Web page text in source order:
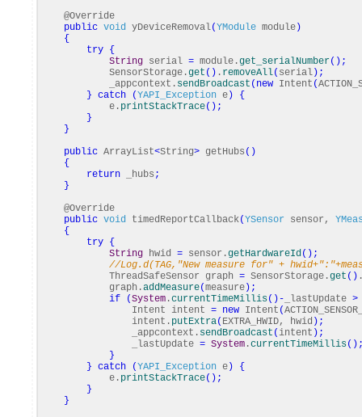
@Override
public void yDeviceRemoval(YModule module )
{
try {
String serial = module.get_serialNumber( ) ;
SensorStorage.get ( ) . removeAll( serial ) ;
_appcontext. sendBroadcast ( new Intent (
} catch (YAPI_Exception e )
{
e. printStackTrace( ) ;
}
}
public ArrayList<String> getHubs ( )
{
return _hubs ;
}
@Override
public void timedReportCallback(YSensor sensor,
{
try {
String hwid = sensor.getHardwareId( ) ;
//Log.d(TAG,"New measure for" +
ThreadSafeSensor graph = SensorStorage.get ( )
graph.addMeasure(measure ) ;
if
(System .currentTimeMillis( ) - _lastUpdate >
Intent intent = new Intent (
intent. putExtra( EXTRA_HWID, hwid ) ;
_appcontext. sendBroadcast ( intent ) ;
_lastUpdate = System .currentTimeMillis( )
}
} catch (YAPI_Exception e )
{
e. printStackTrace( ) ;
}
}